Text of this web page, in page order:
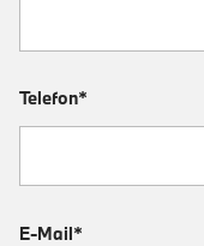
Telefon*
E-Mail*